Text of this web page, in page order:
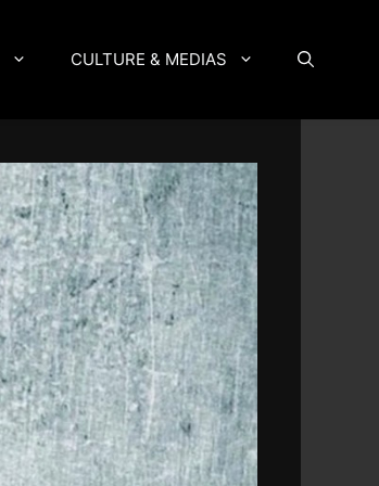
CULTURE & MEDIAS